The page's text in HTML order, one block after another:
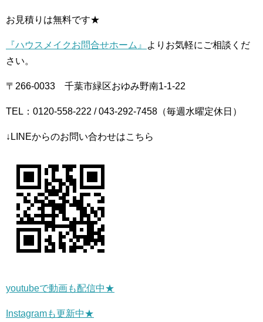
お見積りは無料です★
『ハウスメイクお問合せホーム』
よりお気軽にご相談くだ
さい。
〒266-0033 千葉市緑区おゆみ野南1-1-22
TEL：0120-558-222 / 043-292-7458（毎週水曜定休日）
↓LINEからのお問い合わせはこちら
youtubeで動画も配信中★
Instagramも更新中★